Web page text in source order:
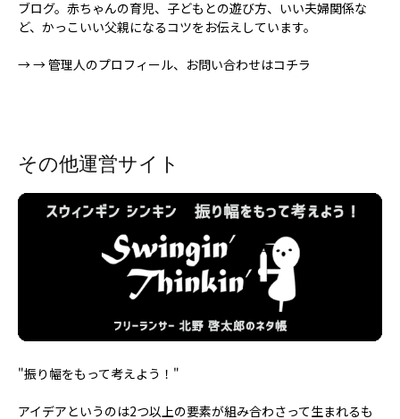
ブログ。赤ちゃんの育児、子どもとの遊び方、いい夫婦関係な
ど、かっこいい父親になるコツをお伝えしています。
→→ 管理人のプロフィール、お問い合わせはコチラ
その他運営サイト
"振り幅をもって考えよう！"
アイデアというのは2つ以上の要素が組み合わさって生まれるも